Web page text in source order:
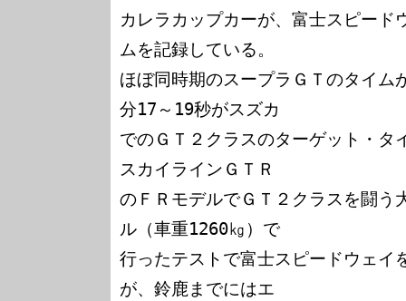
カレラカップカーが、富士スピード
ムを記録している。
ほぼ同時期のスープラＧＴのタイム
分17～19秒がスズカ
でのＧＴ２クラスのターゲット・タ
スカイラインＧＴＲ
のＦＲモデルでＧＴ２クラスを闘う
ル（車重1260㎏）で
行ったテストで富士スピードウェイ
が、鈴鹿までにはエ